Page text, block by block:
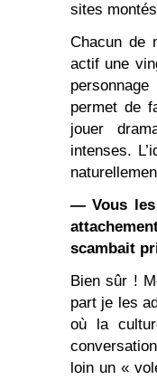
sites
Chacun de
actif une
permet de
jouer
intenses.
— Vous les
scambait
Bien sûr !
part je les
où la
loin un «